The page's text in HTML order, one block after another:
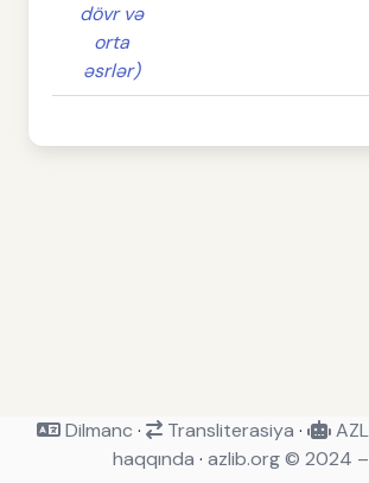
dövr və
orta
əsrlər)
Dilmanc · Transliterasiya ·
haqqında · azlib.org © 2024